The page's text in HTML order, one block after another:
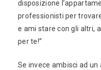
disposizione
professionisti per
e ami stare con gli altri,
per te!”
Se invece ambisci ad